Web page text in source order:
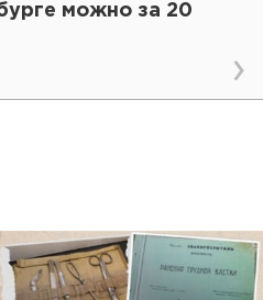
можно за 20